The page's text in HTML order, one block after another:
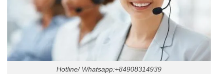
Hotline/ Whatsapp:+84908314939